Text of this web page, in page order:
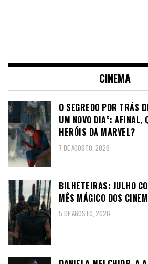
CINEMA
O SEGREDO POR TRÁS
UM NOVO DIA”: AFINAL,
HERÓIS DA MARVEL?
7 DE AGOSTO, 2026
BILHETEIRAS: JULHO
MÊS MÁGICO DOS
5 DE AGOSTO, 2026